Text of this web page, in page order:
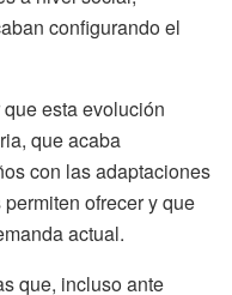
configurando el
esta evolución
que acaba
con las adaptaciones
ofrecer y que
actual.
que, incluso ante